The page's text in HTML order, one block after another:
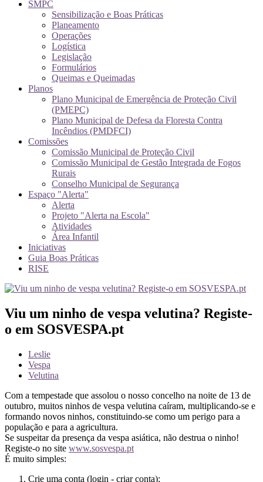
SMPC
Sensibilização e Boas Práticas
Planeamento
Operações
Logística
Legislação
Formulários
Queimas e Queimadas
Planos
Plano Municipal de Emergência de Proteção Civil
(PMEPC)
Plano Municipal de Defesa da Floresta Contra
Incêndios (PMDFCI)
Comissões
Comissão Municipal de Proteção Civil
Comissão Municipal de Gestão Integrada de Fogos
Rurais
Conselho Municipal de Segurança
Espaço "Alerta"
Alerta
Projeto "Alerta na Escola"
Atividades
Área Infantil
Iniciativas
Guia Boas Práticas
RISE
Viu um ninho de vespa velutina? Registe-
o em SOSVESPA.pt
Leslie
Vespa
Velutina
Com a tempestade que assolou o nosso concelho na noite de 13 de
outubro, muitos ninhos de vespa velutina caíram, multiplicando-se e
formando novos ninhos, constituindo-se como um perigo para a
população e para a agricultura.
Se suspeitar da presença da vespa asiática, não destrua o ninho!
Registe-o no site www.sosvespa.pt
É muito simples:
Crie uma conta (login - criar conta);